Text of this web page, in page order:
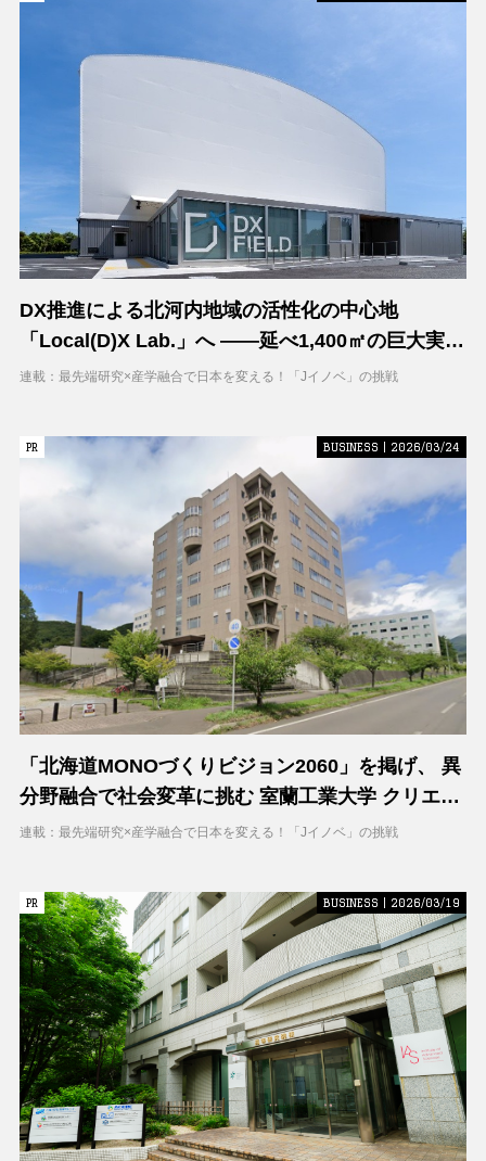
DX推進による北河内地域の活性化の中心地
「Local(D)X Lab.」へ ――延べ1,400㎡の巨大実証
空間で地域DXに挑む 大阪工業大学 DXフィールド
連載：最先端研究×産学融合で日本を変える！「Jイノベ」の挑戦
PR
PR BUSINESS | 2026/03/24
「北海道MONOづくりビジョン2060」を掲げ、 異
分野融合で社会変革に挑む 室蘭工業大学 クリエイ
ティブコラボレーションセンター（CCC）
連載：最先端研究×産学融合で日本を変える！「Jイノベ」の挑戦
PR
PR BUSINESS | 2026/03/19